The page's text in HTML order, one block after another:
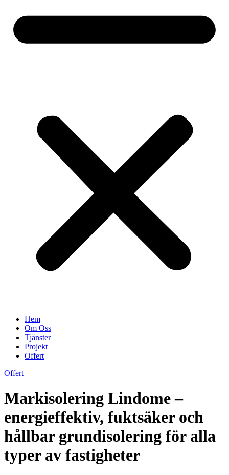
Hem
Om Oss
Tjänster
Projekt
Offert
Offert
Markisolering Lindome –
energieffektiv, fuktsäker och
hållbar grundisolering för alla
typer av fastigheter